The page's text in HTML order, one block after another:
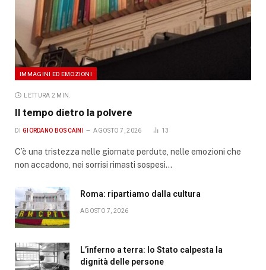
IMMAGINI ED EMOZIONI
LETTURA 2 MIN.
Il tempo dietro la polvere
DI GIORDANO BOSCAINI AGOSTO 7, 2026 13
C’è una tristezza nelle giornate perdute, nelle emozioni che
non accadono, nei sorrisi rimasti sospesi…
Roma: ripartiamo dalla cultura
AGOSTO 7, 2026
L’inferno a terra: lo Stato calpesta la
dignità delle persone